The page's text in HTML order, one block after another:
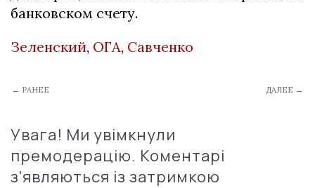
банковском счету.
Зеленский, ОГА, Савченко
← РАНЕЕ ДАЛЕЕ →
Увага! Ми увімкнули
премодерацію. Коментарі
з'являються із затримкою